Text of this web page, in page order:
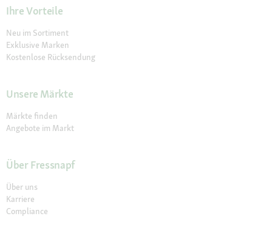
Ihre Vorteile
Neu im Sortiment
Exklusive Marken
Kostenlose Rücksendung
Unsere Märkte
Märkte finden
Angebote im Markt
Über Fressnapf
Über uns
Karriere
Compliance